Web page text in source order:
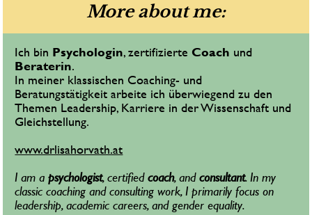
More about me:
Ich bin Psychologin, zertifizierte Coach
Beraterin.
In meiner klassischen Coaching- und
Beratungstätigkeit arbeite ich überwiegend zu den
Themen Leadership, Karriere in der Wissenschaft und
Gleichstellung.
www.drlisahorvath.at
I am a psychologist, certified coach, and consultant. In my
classic coaching and consulting work, I primarily focus on
leadership, academic careers, and gender equality.